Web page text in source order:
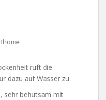
ruft die
dazu auf Wasser zu
sehr behutsam mit